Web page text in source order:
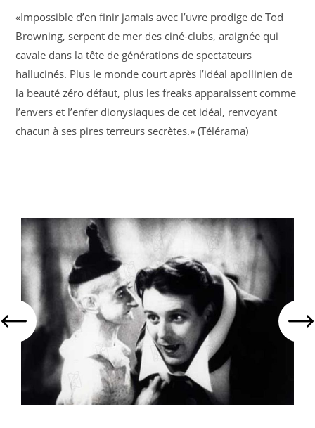
«Impossible d’en finir jamais avec l’uvre prodige de Tod
Browning, serpent de mer des ciné-clubs, araignée qui
cavale dans la tête de générations de spectateurs
hallucinés. Plus le monde court après l’idéal apollinien de
la beauté zéro défaut, plus les freaks apparaissent comme
l’envers et l’enfer dionysiaques de cet idéal, renvoyant
chacun à ses pires terreurs secrètes.» (Télérama)